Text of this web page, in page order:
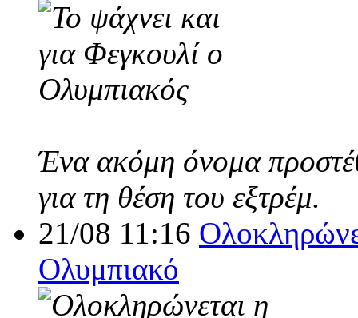
Ένα ακόμη όνομα
για τη θέση του εξτρέμ.
21/08 11:16
Ολυμπιακό